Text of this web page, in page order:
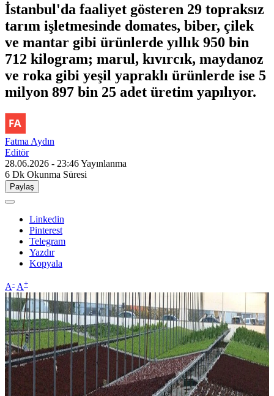
İstanbul'da faaliyet gösteren 29 topraksız
tarım işletmesinde domates, biber, çilek
ve mantar gibi ürünlerde yıllık 950 bin
712 kilogram; marul, kıvırcık, maydanoz
ve roka gibi yeşil yapraklı ürünlerde ise 5
milyon 897 bin 25 adet üretim yapılıyor.
Fatma Aydın
Editör
28.06.2026 - 23:46Yayınlanma
6 Dk Okunma Süresi
Paylaş
Linkedin
Pinterest
Telegram
Yazdır
Kopyala
A- A+